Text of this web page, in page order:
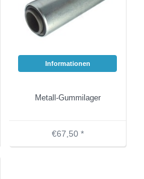
Informationen
Metall-Gummilager
€67,50 *